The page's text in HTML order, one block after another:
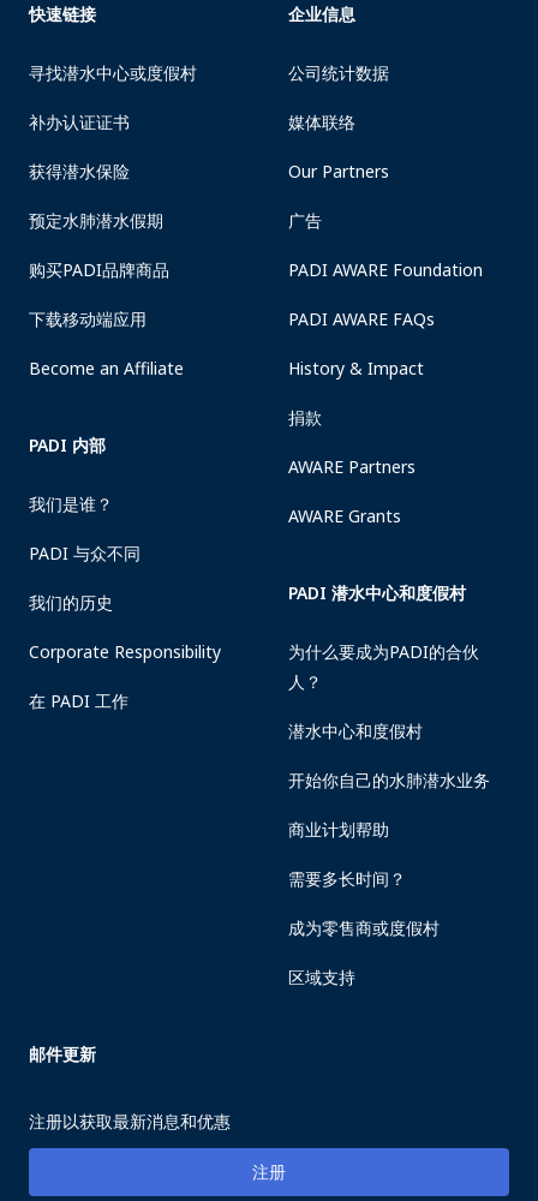
快速链接
寻找潜水中心或度假村
补办认证证书
获得潜水保险
预定水肺潜水假期
购买PADI品牌商品
下载移动端应用
Become an Affiliate
PADI 内部
我们是谁？
PADI 与众不同
我们的历史
Corporate Responsibility
在 PADI 工作
企业信息
公司统计数据
媒体联络
Our Partners
广告
PADI AWARE Foundation
PADI AWARE FAQs
History & Impact
捐款
AWARE Partners
AWARE Grants
PADI 潜水中心和度假村
为什么要成为PADI的合伙
人？
潜水中心和度假村
开始你自己的水肺潜水业务
商业计划帮助
需要多长时间？
成为零售商或度假村
区域支持
邮件更新
注册以获取最新消息和优惠
注册